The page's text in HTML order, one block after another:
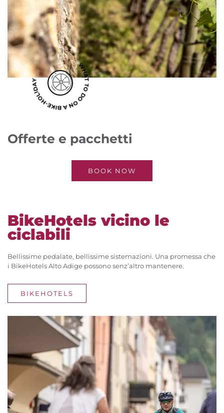
WHAT TO DO ON A BIKE-HOLIDAY
Offerte e pacchetti
BOOK NOW
BikeHotels vicino le
ciclabili
Bellissime pedalate, bellissime sistemazioni. Una promessa che
i BikeHotels Alto Adige possono senz’altro mantenere.
BIKEHOTELS